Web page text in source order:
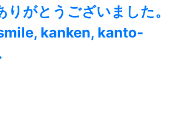
りがとうございました。
kanken, kanto-